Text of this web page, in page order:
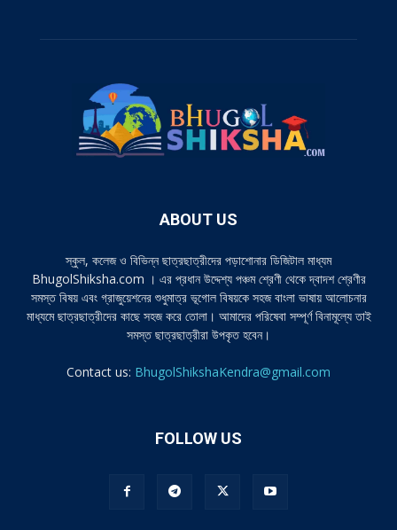
ABOUT US
স্কুল, কলেজ ও বিভিন্ন ছাত্রছাত্রীদের পড়াশোনার ডিজিটাল মাধ্যম
BhugolShiksha.com । এর প্রধান উদ্দেশ্য পঞ্চম শ্রেণী থেকে দ্বাদশ শ্রেণীর
সমস্ত বিষয় এবং গ্রাজুয়েশনের শুধুমাত্র ভূগোল বিষয়কে সহজ বাংলা ভাষায় আলোচনার
মাধ্যমে ছাত্রছাত্রীদের কাছে সহজ করে তোলা। আমাদের পরিষেবা সম্পূর্ণ বিনামূল্যে তাই
সমস্ত ছাত্রছাত্রীরা উপকৃত হবেন।
Contact us: BhugolShikshaKendra@gmail.com
FOLLOW US